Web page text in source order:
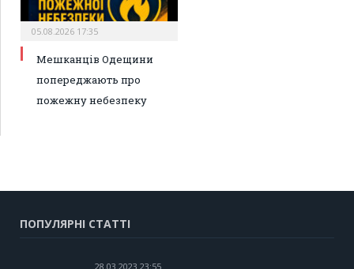
05.08.2026 17:35
Мешканців Одещини
попереджають про
пожежну небезпеку
ПОПУЛЯРНІ СТАТТІ
28.03.2023 23:55